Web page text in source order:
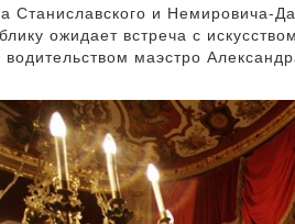
Станиславского и Немировича-
ожидает встреча с
маэстро